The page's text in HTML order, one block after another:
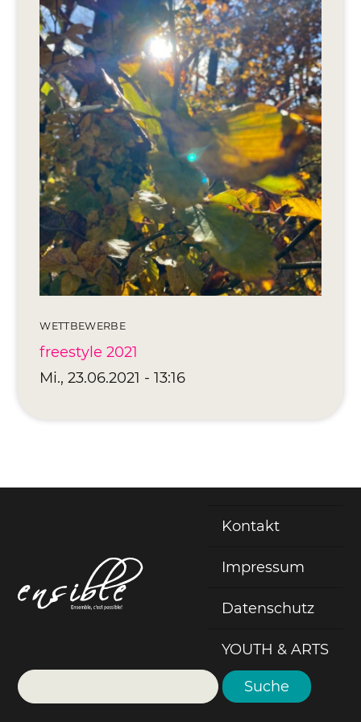
Editionen 2017–2021
FreeStyle 2021
FreeStyle 2020
FreeStyle 2019
FreeStyle 2018
FreeStyle 2017
Ateliers
WETTBEWERBE
freestyle 2021
Mi., 23.06.2021 - 13:16
Fußzeile
Kontakt
Impressum
Datenschutz
YOUTH & ARTS
Suche